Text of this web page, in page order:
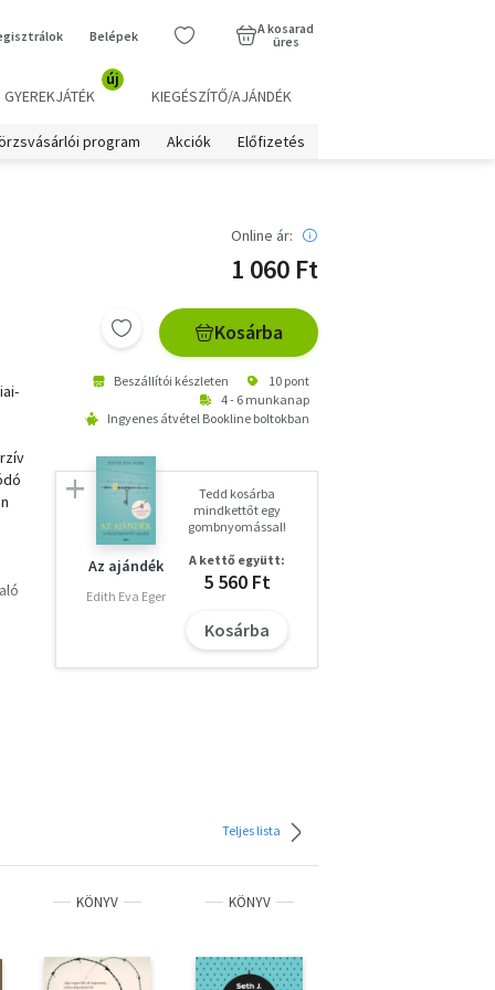
Belépek
A kosarad
üres
GYEREKJÁTÉK
új
KIEGÉSZÍTŐ/AJÁNDÉK
program Akciók Előfizetés
Online ár:
1 060 Ft
Kosárba
Beszállítói készleten
10 pont
4 - 6 munkanap
Ingyenes átvétel Bookline boltokban
Az ajándék
Edith Eva Eger
Tedd kosárba
mindkettőt egy
gombnyomással!
A kettő együtt:
5 560 Ft
Kosárba
Teljes lista
KÖNYV KÖNYV